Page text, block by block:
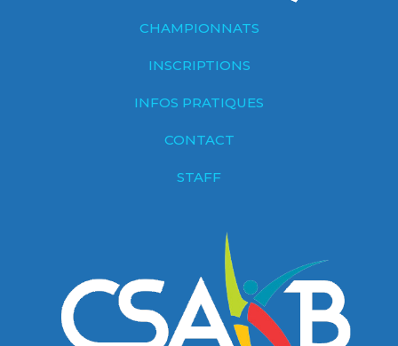
CHAMPIONNATS
INSCRIPTIONS
INFOS PRATIQUES
CONTACT
STAFF